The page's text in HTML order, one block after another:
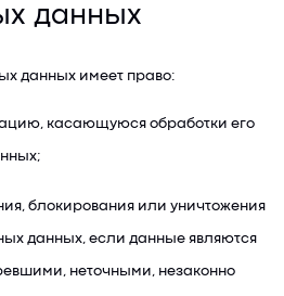
данных
данных имеет право:
касающуюся обработки его
блокирования или уничтожения
данных, если данные являются
неточными, незаконно